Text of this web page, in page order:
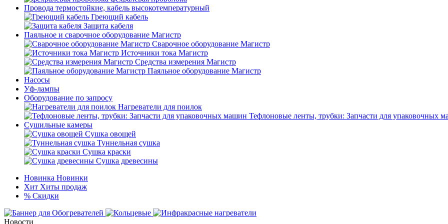
Провода термостойкие, кабель высокотемпературный
Греющий кабель
Защита кабеля
Паяльное и сварочное оборудование Магистр
Сварочное оборудование Магистр
Источники тока Магистр
Средства измерения Магистр
Паяльное оборудование Магистр
Насосы
Уф-лампы
Оборудование по запросу
Нагреватели для поилок
Тефлоновые ленты, трубки: Запчасти для упаковочных
Сушильные камеры
Сушка овощей
Туннельная сушка
Сушка краски
Сушка древесины
Новинка Новинки
Хит Хиты продаж
% Скидки
Новости